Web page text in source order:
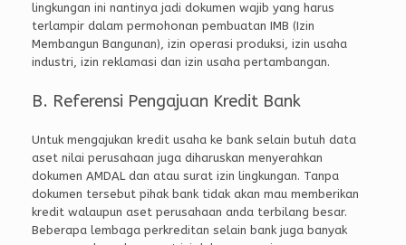
lingkungan ini nantinya jadi dokumen wajib yang harus
terlampir dalam permohonan pembuatan IMB (Izin
Membangun Bangunan), izin operasi produksi, izin usaha
industri, izin reklamasi dan izin usaha pertambangan.
B. Referensi Pengajuan Kredit Bank
Untuk mengajukan kredit usaha ke bank selain butuh data
aset nilai perusahaan juga diharuskan menyerahkan
dokumen AMDAL dan atau surat izin lingkungan. Tanpa
dokumen tersebut pihak bank tidak akan mau memberikan
kredit walaupun aset perusahaan anda terbilang besar.
Beberapa lembaga perkreditan selain bank juga banyak